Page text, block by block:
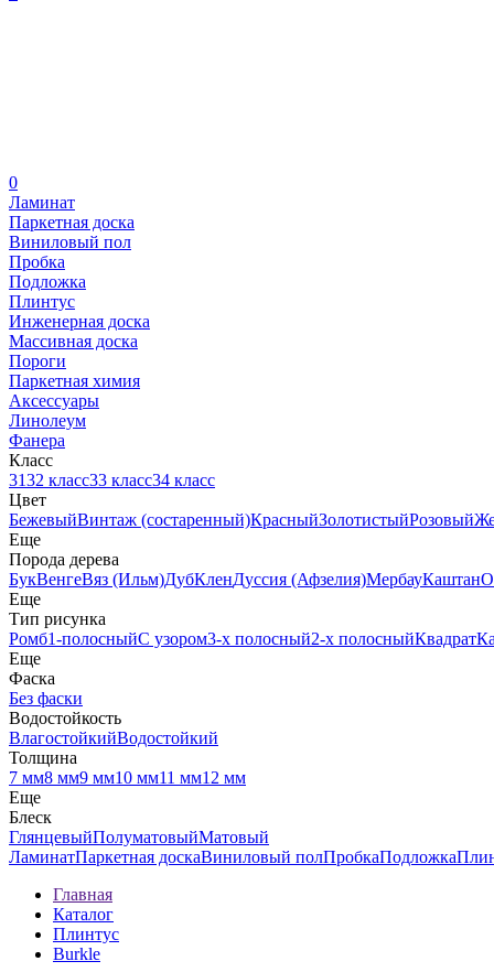
0
Ламинат
Паркетная доска
Виниловый пол
Пробка
Подложка
Плинтус
Инженерная доска
Массивная доска
Пороги
Паркетная химия
Аксессуары
Линолеум
Фанера
Класс
3132 класс33 класс34 класс
Цвет
БежевыйВинтаж (состаренный)КрасныйЗолотистыйРозовый
Еще
Порода дерева
БукВенгеВяз (Ильм)ДубКленДуссия (Афзелия)МербауКаштан
Еще
Тип рисунка
Ромб1-полосныйС узором3-х полосный2-х полосныйКвадрат
Еще
Фаска
Без фаски
Водостойкость
ВлагостойкийВодостойкий
Толщина
7 мм8 мм9 мм10 мм11 мм12 мм
Еще
Блеск
ГлянцевыйПолуматовыйМатовый
ЛаминатПаркетная доскаВиниловый полПробкаПодложка
Главная
Каталог
Плинтус
Burkle